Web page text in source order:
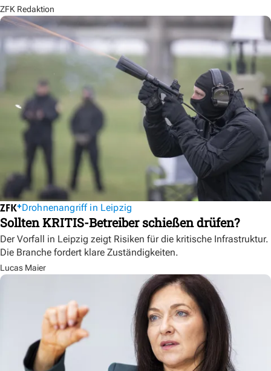
ZFK Redaktion
Drohnenangriff in Leipzig
Sollten KRITIS-Betreiber schießen drüfen?
Der Vorfall in Leipzig zeigt Risiken für die kritische Infrastruktur.
Die Branche fordert klare Zuständigkeiten.
Lucas Maier